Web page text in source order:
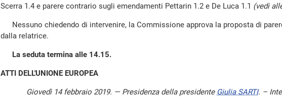
Scerra 1.4 e parere contrario sugli emendamenti Pettarin 1.2 e De Luca 1.1 (vedi
Nessuno chiedendo di intervenire, la Commissione approva la proposta di
dalla relatrice.
La seduta termina alle 14.15.
ATTI DELL'UNIONE EUROPEA
Giovedì 14 febbraio 2019. — Presidenza della presidente Giulia SARTI. –